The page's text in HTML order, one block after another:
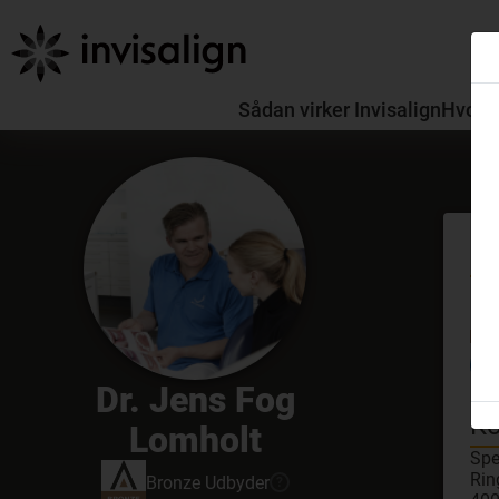
Sådan virker Invisalign
Dr. Jens Fog
Lomholt
Bronze Udbyder